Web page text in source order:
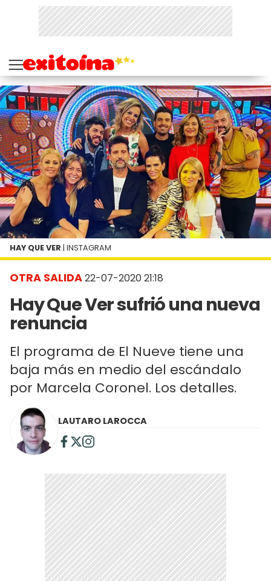
OTRA SALIDA22-07-2020 21:18
Hay Que Ver sufrió una nueva
renuncia
El programa de El Nueve tiene una
baja más en medio del escándalo
por Marcela Coronel. Los detalles.
HAY QUE VER | INSTAGRAM
LAUTARO LAROCCA